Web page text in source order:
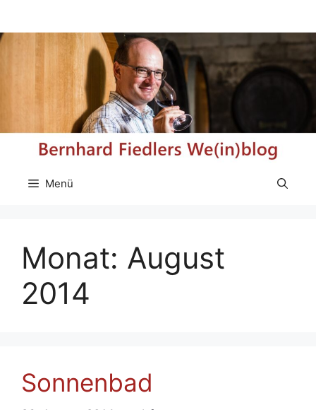
springen
Menü
Monat: August
2014
Sonnenbad